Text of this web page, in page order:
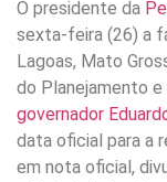
O presidente da
sexta-feira (26) a
Lagoas, Mato
do Planejamento e
governador
data oficial para a
em nota oficial,